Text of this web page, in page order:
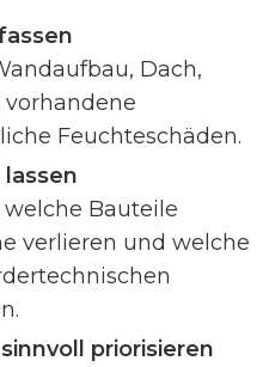
Dach,
vorhandene
Feuchteschäden.
Bauteile
verlieren und welche
priorisieren